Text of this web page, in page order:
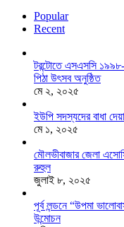
Popular
Recent
টরন্টোতে এসএসসি
পিঠা উৎসব অনুষ্ঠিত
মে ২, ২০২৫
ইউপি সদস্যদের বাধা
মে ১, ২০২৫
মৌলভীবাজার জেলা
রুহুল
জুলাই ৮, ২০২৫
পূর্ব লন্ডনে “উপমা
উন্মোচন